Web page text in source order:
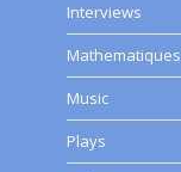
Interviews
Mathematiques
Music
Plays